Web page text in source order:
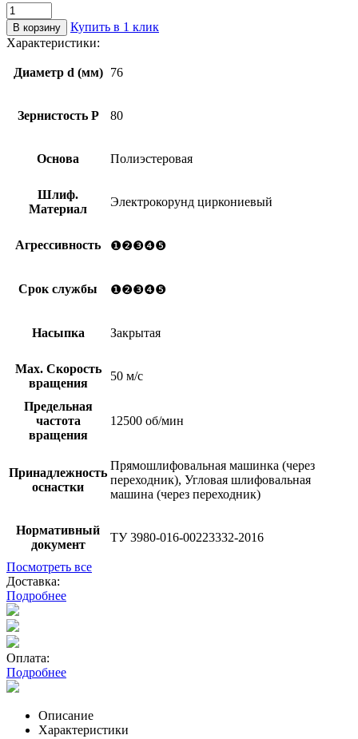
Количество
товара
Диск
шлифовальный
на
оправке
ZX10RW
P80
В корзину
Купить в 1 клик
Характеристики:
Диаметр d (мм) 76
Зернистость Р 80
Основа Полиэстеровая
Шлиф.
Материал
Электрокорунд циркониевый
Агрессивность ❶❷❸❹❺
Срок службы ❶❷❸❹❺
Насыпка Закрытая
Мах. Скорость
вращения
50 м/с
Предельная
частота
вращения
12500 об/мин
Принадлежность
оснастки
Прямошлифовальная машинка (через
переходник), Угловая шлифовальная
машина (через переходник)
Нормативный
документ
ТУ 3980-016-00223332-2016
Посмотреть все
Доставка:
Подробнее
Оплата:
Подробнее
Описание
Характеристики